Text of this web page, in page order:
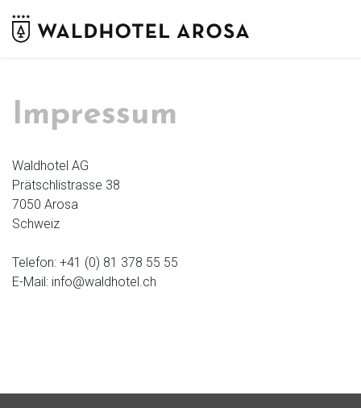
Impressum
Waldhotel AG
Prätschlistrasse 38
7050 Arosa
Schweiz
Telefon: +41 (0) 81 378 55 55
E-Mail: info@waldhotel.ch